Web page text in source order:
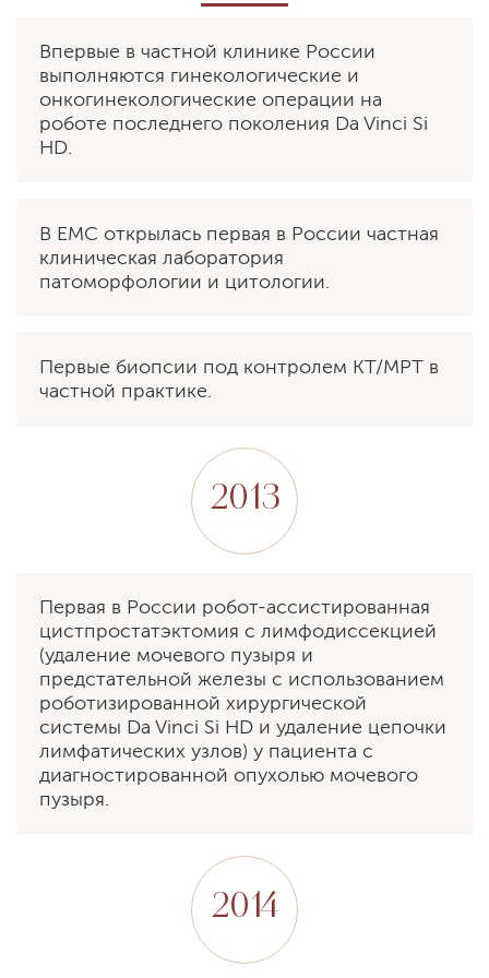
Круглосуточно. 129090, Москва, ул. Щепкина, д. 35.
Впервые в частной клинике России
выполняются гинекологические и
онкогинекологические операции на
роботе последнего поколения Da Vinci Si
HD.
В EMC открылась первая в России частная
клиническая лаборатория
патоморфологии и цитологии.
Первые биопсии под контролем КТ/МРТ в
частной практике.
2013
Первая в России робот-ассистированная
цистпростатэктомия с лимфодиссекцией
(удаление мочевого пузыря и
предстательной железы с использованием
роботизированной хирургической
системы Da Vinci Si HD и удаление цепочки
лимфатических узлов) у пациента с
диагностированной опухолью мочевого
пузыря.
2014